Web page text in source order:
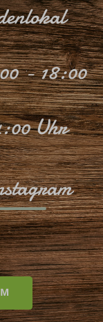
- 18:00
Uhr